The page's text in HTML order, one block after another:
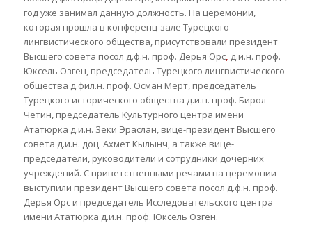
год уже занимал данную должность. На церемонии,
которая прошла в конференц-зале Турецкого
лингвистического общества, присутствовали президент
Высшего совета посол д.ф.н. проф. Дерья Орс, д.и.н. проф.
Юксель Озген, председатель Турецкого лингвистического
общества д.фил.н. проф. Осман Мерт, председатель
Турецкого исторического общества д.и.н. проф. Бирол
Четин, председатель Культурного центра имени
Ататюрка д.и.н. Зеки Эраслан, вице-президент Высшего
совета д.и.н. доц. Ахмет Кылынч, а также вице-
председатели, руководители и сотрудники дочерних
учреждений. С приветственными речами на церемонии
выступили президент Высшего совета посол д.ф.н. проф.
Дерья Орс и председатель Исследовательского центра
имени Ататюрка д.и.н. проф. Юксель Озген.